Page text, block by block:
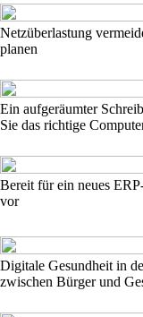
Netzüberlastung
planen
Ein aufgeräumter
Sie das richtige
Bereit für ein neues
vor
Digitale Gesundheit in
zwischen Bürger und